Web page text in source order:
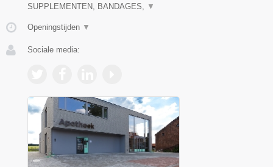
SUPPLEMENTEN, BANDAGES,
▼
Openingstijden ▼
Sociale media: